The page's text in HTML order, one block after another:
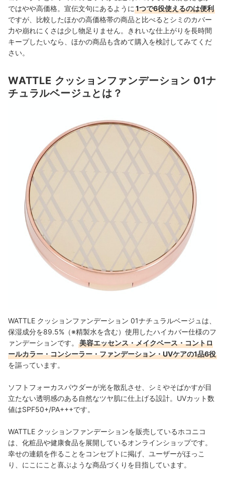
ではやや高価格。宣伝文句にあるように 1つで6役使えるのは便利
ですが、比較したほかの高価格帯の商品と比べるとシミのカバー
力や崩れにくさは少し物足りません。きれいな仕上がりを長時間
キープしたいなら、ほかの商品も含めて購入を検討してみてくだ
さい。
WATTLE クッションファンデーション 01ナ
チュラルベージュとは？
WATTLE クッションファンデーション 01ナチュラルベージュは、
保湿成分を89.5% （※精製水を含む） 使用したハイカバー仕様のフ
ァンデーションです。
美容エッセンス・メイクベース・コントロ
ールカラー・コンシーラー・ファンデーション・UVケアの1品6役
を謳っています。
ソフトフォーカスパウダーが光を散乱させ、シミやそばかすが目
立たない透明感のある自然なツヤ肌に仕上げる設計。UVカット数
値はSPF50+/PA+++です。
WATTLE クッションファンデーションを販売しているホコニコ
は、化粧品や健康食品を展開しているオンラインショップです。
幸せの連鎖を作ることをコンセプトに掲げ、ユーザーがほっこ
り、にこにこと喜ぶような商品づくりを目指しています。